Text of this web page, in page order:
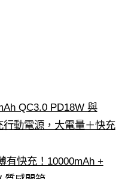
QC3.0 PD18W 與
行動電源，大電量＋快充
有快充！10000mAh +